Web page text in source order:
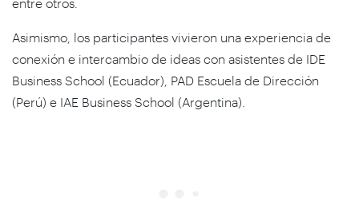
Asimismo, los participantes vivieron una experiencia de
conexión e intercambio de ideas con asistentes de IDE
Business School (Ecuador), PAD Escuela de Dirección
(Perú) e IAE Business School (Argentina).